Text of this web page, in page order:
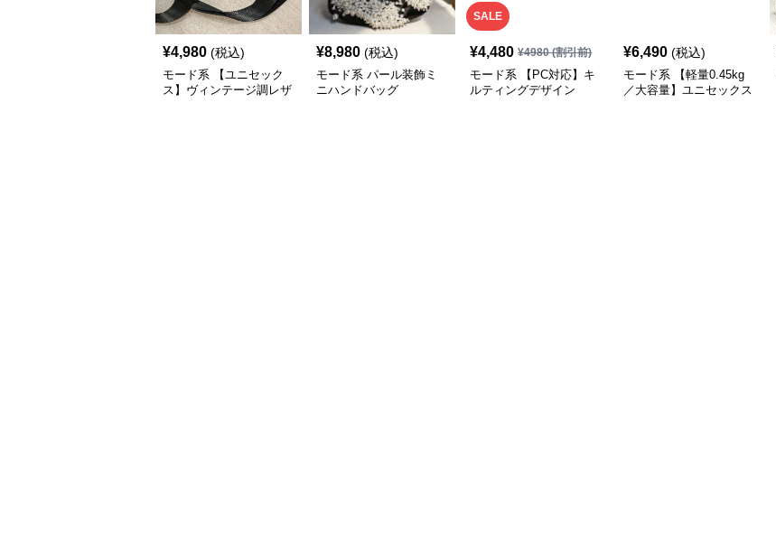
¥4,980 (税込)
モード系 【ユニセック
ス】ヴィンテージ調レザ
¥8,980 (税込)
モード系 パール装飾ミ
ニハンドバッグ
SALE
¥4,480 ¥4980(割引前)
モード系 【PC対応】キ
ルティングデザイン
¥6,490 (税込)
モード系 【軽量0.45kg
／大容量】ユニセックス